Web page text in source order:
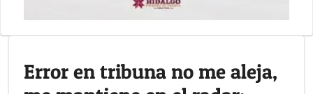
Error en tribuna no me aleja,